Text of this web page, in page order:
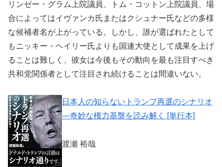
リンゼー・グラム上院議員、トム・コットン上院議員、場
合によってはイヴァンカ氏またはクシュナー氏などの多様
な候補者名が上がっている。しかし、誰が選ばれたとして
もニッキー・ヘイリー氏よりも国連大使として成果を上げ
ることは難しく、彼女は今後もその動向を最も注目すべき
共和党関係者として注目され続けることは間違いない。
日本人の知らないトランプ再選のシナリオ
―奇妙な権力基盤を読み解く [単行本]
渡瀬 裕哉